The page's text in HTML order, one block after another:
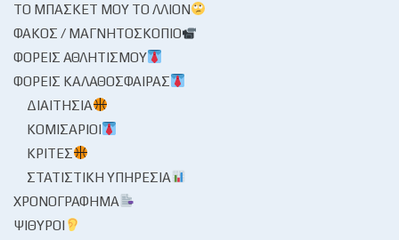
ΤΟ ΜΠΆΣΚΕΤ ΜΟΥ ΤΟ ΛΛΊΟΝ
ΦΑΚΌΣ / ΜΑΓΝΗΤΟΣΚΌΠΙΟ
ΦΟΡΕΊΣ ΑΘΛΗΤΙΣΜΟΎ
ΦΟΡΕΊΣ ΚΑΛΑΘΌΣΦΑΙΡΑΣ
ΔΙΑΙΤΗΣΊΑ
ΚΟΜΙΣΆΡΙΟΙ
ΚΡΙΤΈΣ
ΣΤΑΤΙΣΤΙΚΉ ΥΠΗΡΕΣΊΑ
ΧΡΟΝΟΓΡΆΦΗΜΑ
ΨΊΘΥΡΟΙ